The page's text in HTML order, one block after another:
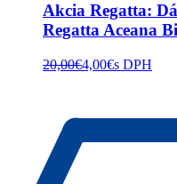
Akcia Regatta:
Regatta Aceana
20,00€4,00€s DPH